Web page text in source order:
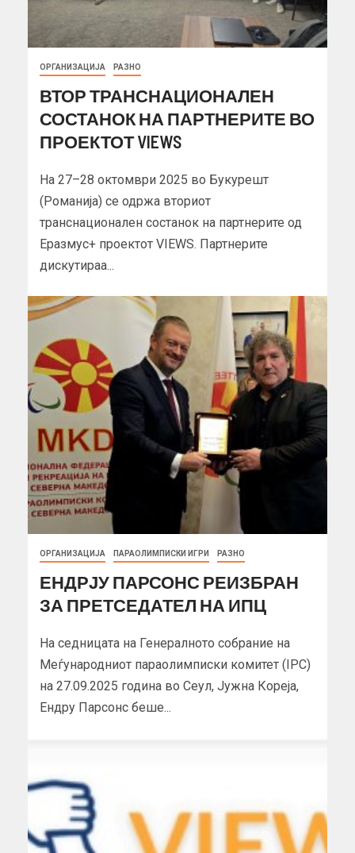
ОРГАНИЗАЦИЈА РАЗНО
ВТОР ТРАНСНАЦИОНАЛЕН
СОСТАНОК НА ПАРТНЕРИТЕ ВО
ПРОЕКТОТ VIEWS
На 27–28 октомври 2025 во Букурешт
(Романија) се одржа вториот
транснационален состанок на партнерите од
Еразмус+ проектот VIEWS. Партнерите
дискутираа...
ОРГАНИЗАЦИЈА ПАРАОЛИМПИСКИ ИГРИ РАЗНО
ЕНДРЈУ ПАРСОНС РЕИЗБРАН
ЗА ПРЕТСЕДАТЕЛ НА ИПЦ
На седницата на Генералното собрание на
Меѓународниот параолимписки комитет (IPC)
на 27.09.2025 година во Сеул, Јужна Кореја,
Ендру Парсонс беше...